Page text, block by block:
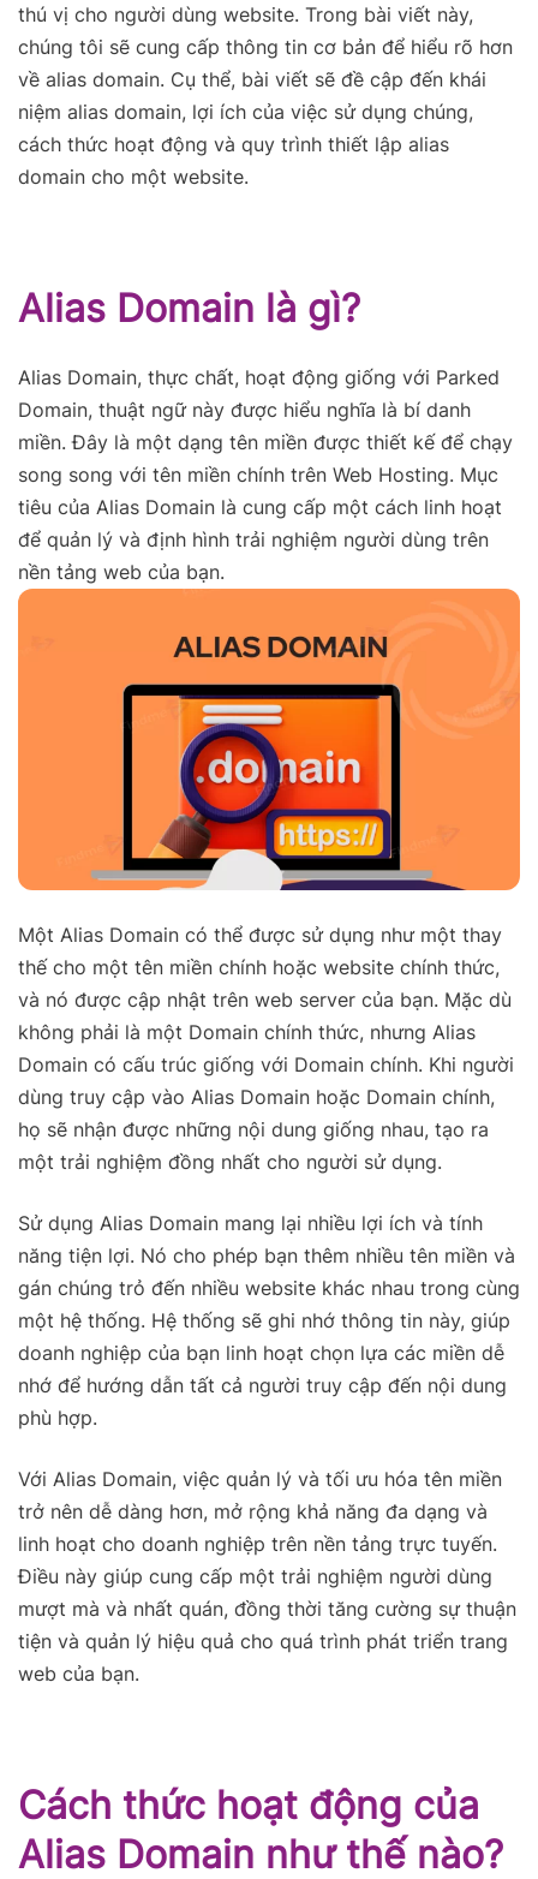
thú vị cho người dùng website. Trong bài viết này,
chúng tôi sẽ cung cấp thông tin cơ bản để hiểu rõ hơn
về alias domain. Cụ thể, bài viết sẽ đề cập đến khái
niệm alias domain, lợi ích của việc sử dụng chúng,
cách thức hoạt động và quy trình thiết lập alias
domain cho một website.
Alias Domain là gì?
Alias Domain, thực chất, hoạt động giống với Parked
Domain, thuật ngữ này được hiểu nghĩa là bí danh
miền. Đây là một dạng tên miền được thiết kế để chạy
song song với tên miền chính trên Web Hosting. Mục
tiêu của Alias Domain là cung cấp một cách linh hoạt
để quản lý và định hình trải nghiệm người dùng trên
nền tảng web của bạn.
Một Alias Domain có thể được sử dụng như một thay
thế cho một tên miền chính hoặc website chính thức,
và nó được cập nhật trên web server của bạn. Mặc dù
không phải là một Domain chính thức, nhưng Alias
Domain có cấu trúc giống với Domain chính. Khi người
dùng truy cập vào Alias Domain hoặc Domain chính,
họ sẽ nhận được những nội dung giống nhau, tạo ra
một trải nghiệm đồng nhất cho người sử dụng.
Sử dụng Alias Domain mang lại nhiều lợi ích và tính
năng tiện lợi. Nó cho phép bạn thêm nhiều tên miền và
gán chúng trỏ đến nhiều website khác nhau trong cùng
một hệ thống. Hệ thống sẽ ghi nhớ thông tin này, giúp
doanh nghiệp của bạn linh hoạt chọn lựa các miền dễ
nhớ để hướng dẫn tất cả người truy cập đến nội dung
phù hợp.
Với Alias Domain, việc quản lý và tối ưu hóa tên miền
trở nên dễ dàng hơn, mở rộng khả năng đa dạng và
linh hoạt cho doanh nghiệp trên nền tảng trực tuyến.
Điều này giúp cung cấp một trải nghiệm người dùng
mượt mà và nhất quán, đồng thời tăng cường sự thuận
tiện và quản lý hiệu quả cho quá trình phát triển trang
web của bạn.
Cách thức hoạt động của
Alias Domain như thế nào?